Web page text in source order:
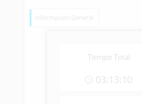
Información General
Tiempo Total
03:13:10